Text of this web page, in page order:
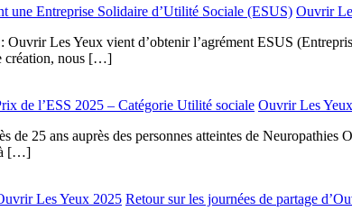
Ouvrir
Ouvrir Les Yeux vient d’obtenir l’agrément ESUS
création, nous […]
Ouvrir Les
de 25 ans auprès des personnes atteintes de
à […]
Retour sur les journées de partage